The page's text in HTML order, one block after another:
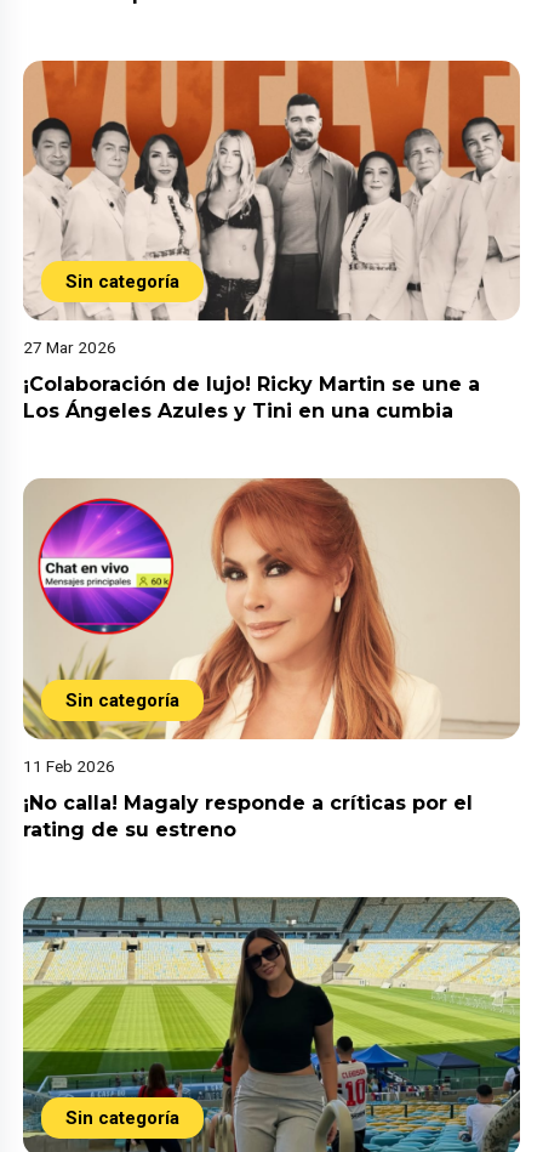
Sin categoría
27 Mar 2026
¡Colaboración de lujo! Ricky Martin se une a
Los Ángeles Azules y Tini en una cumbia
Sin categoría
11 Feb 2026
¡No calla! Magaly responde a críticas por el
rating de su estreno
Sin categoría